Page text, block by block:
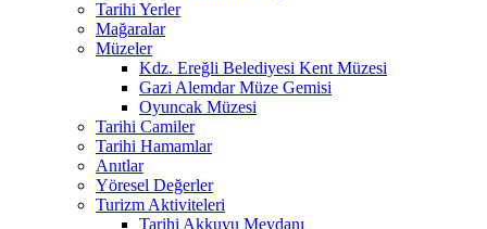
Tarihi Yerler
Mağaralar
Müzeler
Kdz. Ereğli Belediyesi Kent Müzesi
Gazi Alemdar Müze Gemisi
Oyuncak Müzesi
Tarihi Camiler
Tarihi Hamamlar
Anıtlar
Yöresel Değerler
Turizm Aktiviteleri
Tarihi Akkuyu Meydanı